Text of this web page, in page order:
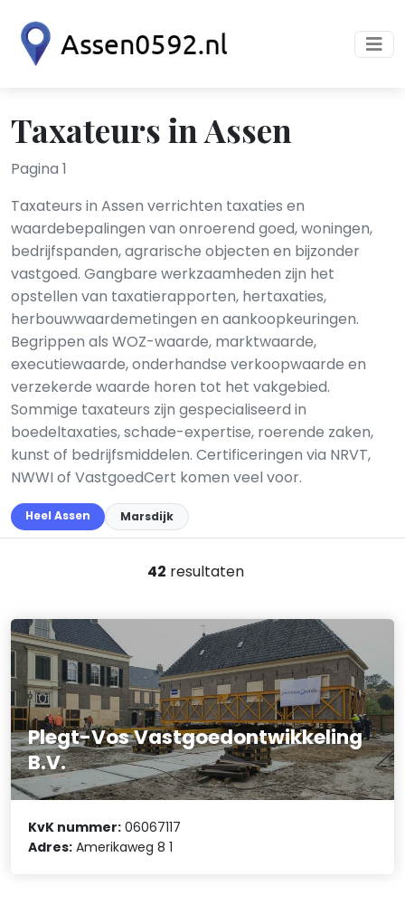
Taxateurs in Assen
Pagina 1
Taxateurs in Assen verrichten taxaties en
waardebepalingen van onroerend goed, woningen,
bedrijfspanden, agrarische objecten en bijzonder
vastgoed. Gangbare werkzaamheden zijn het
opstellen van taxatierapporten, hertaxaties,
herbouwwaardemetingen en aankoopkeuringen.
Begrippen als WOZ-waarde, marktwaarde,
executiewaarde, onderhandse verkoopwaarde en
verzekerde waarde horen tot het vakgebied.
Sommige taxateurs zijn gespecialiseerd in
boedeltaxaties, schade-expertise, roerende zaken,
kunst of bedrijfsmiddelen. Certificeringen via NRVT,
NWWI of VastgoedCert komen veel voor.
Heel Assen Marsdijk
42 resultaten
Plegt-Vos Vastgoedontwikkeling
B.V.
KvK nummer: 06067117
Adres: Amerikaweg 8 1